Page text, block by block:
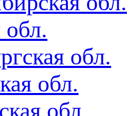
обл.
обл.
обл.